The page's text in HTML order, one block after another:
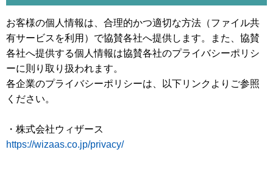
お客様の個人情報は、合理的かつ適切な方法（ファイル共
有サービスを利用）で協賛各社へ提供します。また、協賛
各社へ提供する個人情報は協賛各社のプライバシーポリシ
ーに則り取り扱われます。
各企業のプライバシーポリシーは、以下リンクよりご参照
ください。
・株式会社ウィザース
https://wizaas.co.jp/privacy/